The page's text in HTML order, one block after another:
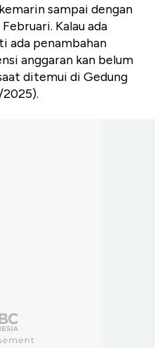
sampai dengan
Kalau ada
ada penambahan
anggaran kan belum
ditemui di Gedung
2025).